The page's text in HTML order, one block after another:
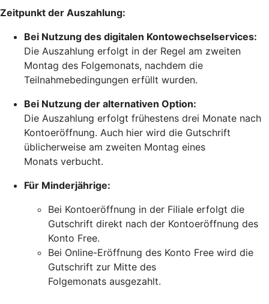
Zeitpunkt der Auszahlung:
Bei Nutzung des digitalen Kontowechselservices:
Die Auszahlung erfolgt in der Regel am zweiten
Montag des Folgemonats, nachdem die
Teilnahmebedingungen erfüllt wurden.
Bei Nutzung der alternativen Option:
Die Auszahlung erfolgt frühestens drei Monate nach
Kontoeröffnung. Auch hier wird die Gutschrift
üblicherweise am zweiten Montag eines
Monats verbucht.
Für Minderjährige:
Bei Kontoeröffnung in der Filiale erfolgt die
Gutschrift direkt nach der Kontoeröffnung des
Konto Free.
Bei Online-Eröffnung des Konto Free wird die
Gutschrift zur Mitte des
Folgemonats ausgezahlt.